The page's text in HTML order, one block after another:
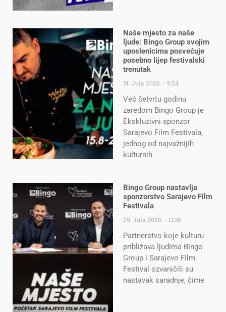
Naše mjesto za naše
ljude: Bingo Group svojim
uposlenicima posvećuje
posebno lijep festivalski
trenutak
31. Jula 2026. 9:24
Već četvrtu godinu
zaredom Bingo Group je
Ekskluzivni sponzor
Sarajevo Film Festivala,
jednog od najvažnijih
kulturnih
Bingo Group nastavlja
sponzorstvo Sarajevo Film
Festivala
29. Jula 2026. 11:38
Partnerstvo koje kulturu
približava ljudima Bingo
Group i Sarajevo Film
Festival ozvaničili su
nastavak saradnje, čime